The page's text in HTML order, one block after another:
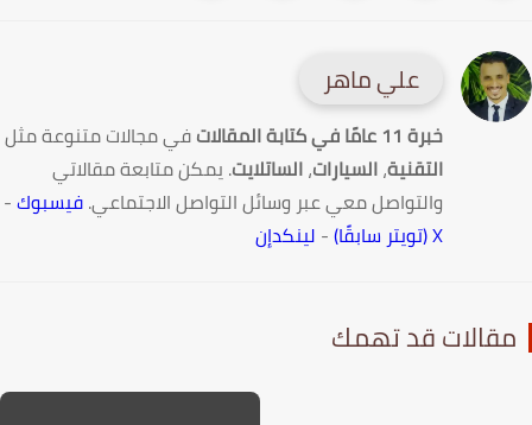
علي ماهر
خبرة 11 عامًا في كتابة المقالات
في مجالات متنوعة مثل
التقنية،السيارات،الساتلايت. يمكن متابعة مقالاتي
والتواصل معي عبر وسائل التواصل الاجتماعي.فيسبوك-
-لينكدإن
قد تهمك